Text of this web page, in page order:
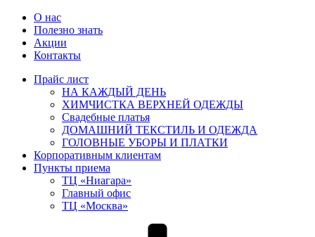
О нас
Полезно знать
Акции
Контакты
Прайс лист
НА КАЖДЫЙ ДЕНЬ
ХИМЧИСТКА ВЕРХНЕЙ ОДЕЖДЫ
Свадебные платья
ДОМАШНИЙ ТЕКСТИЛЬ И ОДЕЖДА
ГОЛОВНЫЕ УБОРЫ И ПЛАТКИ
Корпоративным клиентам
Пункты приема
ТЦ «Ниагара»
Главный офис
ТЦ «Москва»